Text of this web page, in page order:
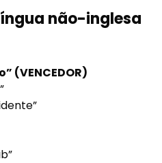
não-inglesa
(VENCEDOR)